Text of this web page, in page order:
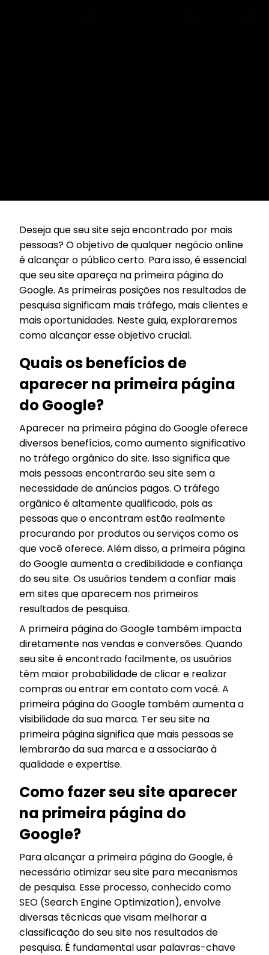
Deseja que seu site seja encontrado por mais
pessoas? O objetivo de qualquer negócio online
é alcançar o público certo. Para isso, é essencial
que seu site apareça na primeira página do
Google. As primeiras posições nos resultados de
pesquisa significam mais tráfego, mais clientes e
mais oportunidades. Neste guia, exploraremos
como alcançar esse objetivo crucial.
Quais os benefícios de
aparecer na primeira página
do Google?
Aparecer na primeira página do Google oferece
diversos benefícios, como aumento significativo
no tráfego orgânico do site. Isso significa que
mais pessoas encontrarão seu site sem a
necessidade de anúncios pagos. O tráfego
orgânico é altamente qualificado, pois as
pessoas que o encontram estão realmente
procurando por produtos ou serviços como os
que você oferece. Além disso, a primeira página
do Google aumenta a credibilidade e confiança
do seu site. Os usuários tendem a confiar mais
em sites que aparecem nos primeiros
resultados de pesquisa.
A primeira página do Google também impacta
diretamente nas vendas e conversões. Quando
seu site é encontrado facilmente, os usuários
têm maior probabilidade de clicar e realizar
compras ou entrar em contato com você. A
primeira página do Google também aumenta a
visibilidade da sua marca. Ter seu site na
primeira página significa que mais pessoas se
lembrarão da sua marca e a associarão à
qualidade e expertise.
Como fazer seu site aparecer
na primeira página do
Google?
Para alcançar a primeira página do Google, é
necessário otimizar seu site para mecanismos
de pesquisa. Esse processo, conhecido como
SEO (Search Engine Optimization), envolve
diversas técnicas que visam melhorar a
classificação do seu site nos resultados de
pesquisa. É fundamental usar palavras-chave